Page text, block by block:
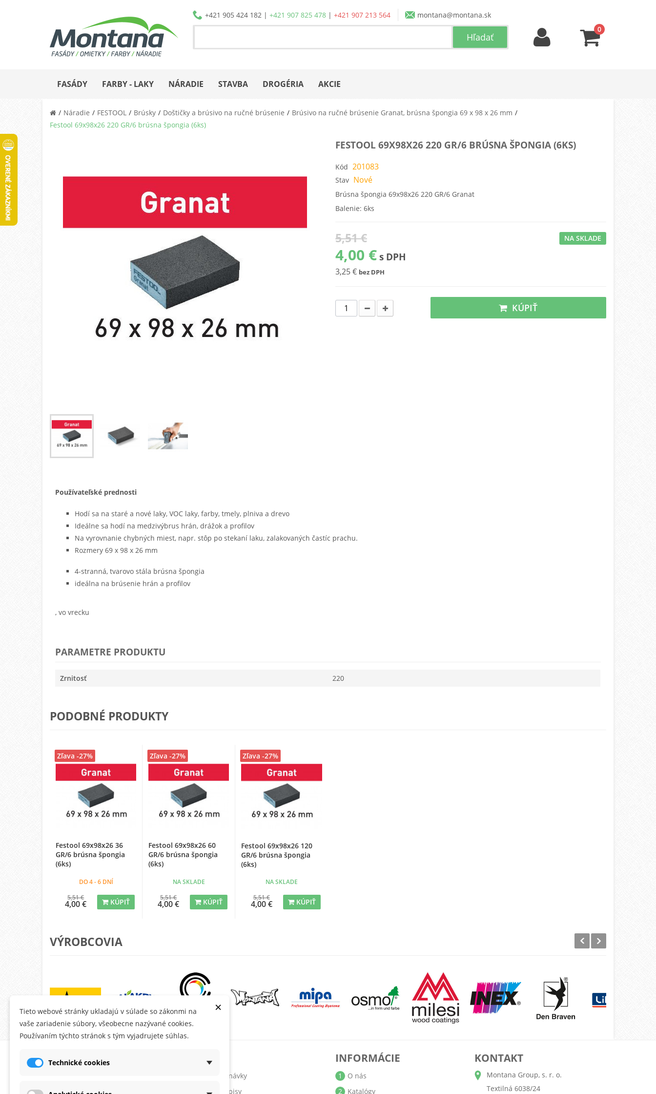
+421 905 424 182| +421 907 825 478| +421 907 213 564
montana@montana.sk
0
FASÁDY FARBY - LAKY NÁRADIE STAVBA DROGÉRIA AKCIE
Náradie FESTOOL Brúsky Doštičky a brúsivo na ručné brúsenie
Brúsivo na ručné brúsenie Granat, brúsna špongia 69 x 98 x 26 mm
Festool 69x98x26 220 GR/6 brúsna špongia (6ks)
FESTOOL 69X98X26 220 GR/6 BRÚSNA ŠPONGIA (6KS)
Kód 201083
Stav Nové
Brúsna špongia 69x98x26 220 GR/6 Granat
Balenie: 6ks
5,51 €
4,00 € s DPH
3,25 € bez DPH
NA SKLADE
KÚPIŤ
Používateľské prednosti
Hodí sa na staré a nové laky, VOC laky, farby, tmely, plniva a drevo
Ideálne sa hodí na medzivýbrus hrán, drážok a profilov
Na vyrovnanie chybných miest, napr. stôp po stekaní laku, zalakovaných častíc prachu.
Rozmery 69 x 98 x 26 mm
4-stranná, tvarovo stála brúsna špongia
ideálna na brúsenie hrán a profilov
, vo vrecku
PARAMETRE PRODUKTU
Zrnitosť 220
PODOBNÉ PRODUKTY
Festool 69x98x26 36
GR/6 brúsna špongia
(6ks)
DO 4 - 6 DNÍ
5,51 €
4,00 € KÚPIŤ
Zľava -27%
Festool 69x98x26 60
GR/6 brúsna špongia
(6ks)
NA SKLADE
5,51 €
4,00 € KÚPIŤ
Zľava -27%
Festool 69x98x26 120
GR/6 brúsna špongia
(6ks)
NA SKLADE
5,51 €
4,00 € KÚPIŤ
Zľava -27%
VÝROBCOVIA
O MONTANA.SK ÚČET
Objednávky
Dobropisy
INFORMÁCIE
O nás
1
Katalógy
2
KONTAKT
Montana Group, s. r. o.
Textilná 6038/24
×
Tieto webové stránky ukladajú v súlade so zákonmi na
vaše zariadenie súbory, všeobecne nazývané cookies.
Používaním týchto stránok s tým vyjadrujete súhlas.
Technické cookies